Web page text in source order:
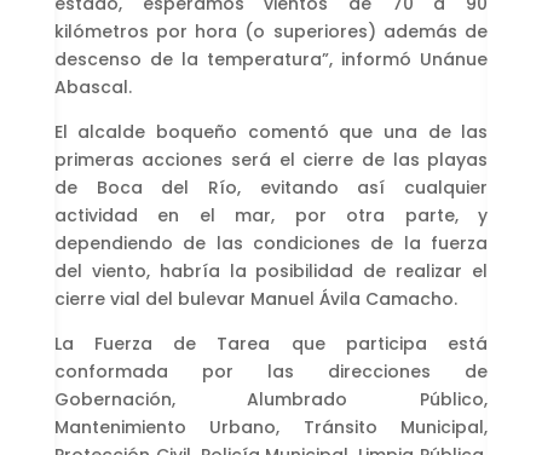
kilómetros por hora (o superiores) además de
descenso de la temperatura”, informó Unánue
Abascal.
El alcalde boqueño comentó que una de las
primeras acciones será el cierre de las playas
de Boca del Río, evitando así cualquier
actividad en el mar, por otra parte, y
dependiendo de las condiciones de la fuerza
del viento, habría la posibilidad de realizar el
cierre vial del bulevar Manuel Ávila Camacho.
La Fuerza de Tarea que participa está
conformada por las direcciones de
Gobernación, Alumbrado Público,
Mantenimiento Urbano, Tránsito Municipal,